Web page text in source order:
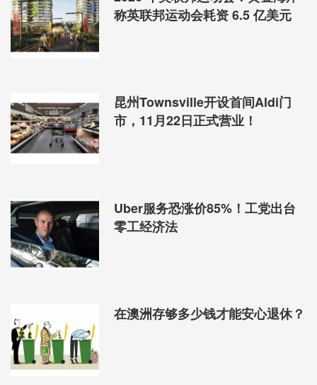
称英联邦运动会耗资 6.5 亿美元
昆州Townsville开设首间Aldi门
市，11月22日正式营业！
Uber服务恐涨价85%！工党出台
零工经济法
在澳洲存够多少钱才能安心退休？